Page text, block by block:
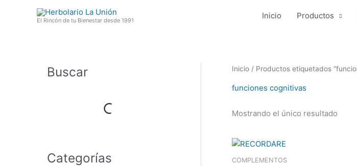
El Rincón de tu Bienestar desde 1991 Inicio Productos
Buscar
Categorías
Inicio/ Productos etiquetados
funciones cognitivas
Mostrando el único resultado
COMPLEMENTOS